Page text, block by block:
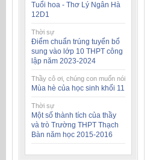
Tuổi hoa - Thơ Lý Ngân Hà
12D1
Thời sự
Điểm chuẩn trúng tuyển bổ
sung vào lớp 10 THPT công
lập năm 2023-2024
Thầy cô ơi, chúng con muốn nói
Mùa hè của học sinh khối 11
Thời sự
Một số thành tích của thầy
và trò Trường THPT Thạch
Bàn năm học 2015-2016